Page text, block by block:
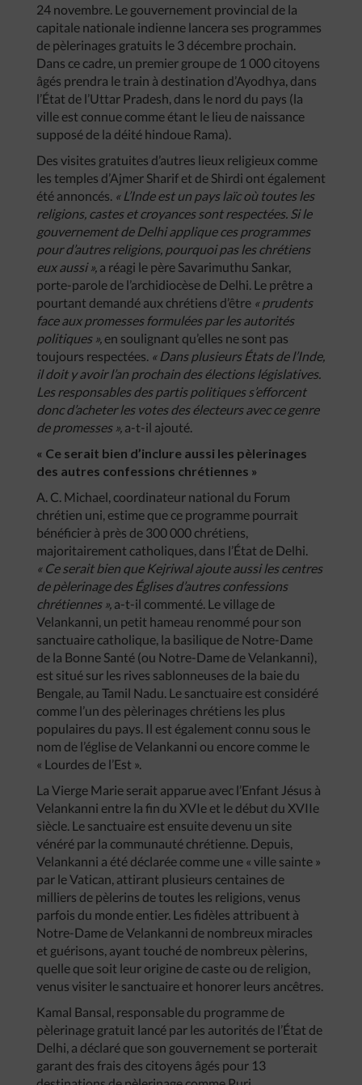
24 novembre. Le gouvernement provincial de la
capitale nationale indienne lancera ses programmes
de pèlerinages gratuits le 3 décembre prochain.
Dans ce cadre, un premier groupe de 1 000 citoyens
âgés prendra le train à destination d’Ayodhya, dans
l’État de l’Uttar Pradesh, dans le nord du pays (la
ville est connue comme étant le lieu de naissance
supposé de la déité hindoue Rama).
Des visites gratuites d’autres lieux religieux comme
les temples d’Ajmer Sharif et de Shirdi ont également
été annoncés. « L’Inde est un pays laïc où toutes les
religions, castes et croyances sont respectées. Si le
gouvernement de Delhi applique ces programmes
pour d’autres religions, pourquoi pas les chrétiens
eux aussi », a réagi le père Savarimuthu Sankar,
porte-parole de l’archidiocèse de Delhi. Le prêtre a
pourtant demandé aux chrétiens d’être « prudents
face aux promesses formulées par les autorités
politiques », en soulignant qu’elles ne sont pas
toujours respectées. « Dans plusieurs États de l’Inde,
il doit y avoir l’an prochain des élections législatives.
Les responsables des partis politiques s’efforcent
donc d’acheter les votes des électeurs avec ce genre
de promesses », a-t-il ajouté.
« Ce serait bien d’inclure aussi les pèlerinages
des autres confessions chrétiennes »
A. C. Michael, coordinateur national du Forum
chrétien uni, estime que ce programme pourrait
bénéficier à près de 300 000 chrétiens,
majoritairement catholiques, dans l’État de Delhi.
« Ce serait bien que Kejriwal ajoute aussi les centres
de pèlerinage des Églises d’autres confessions
chrétiennes », a-t-il commenté. Le village de
Velankanni, un petit hameau renommé pour son
sanctuaire catholique, la basilique de Notre-Dame
de la Bonne Santé (ou Notre-Dame de Velankanni),
est situé sur les rives sablonneuses de la baie du
Bengale, au Tamil Nadu. Le sanctuaire est considéré
comme l’un des pèlerinages chrétiens les plus
populaires du pays. Il est également connu sous le
nom de l’église de Velankanni ou encore comme le
« Lourdes de l’Est ».
La Vierge Marie serait apparue avec l’Enfant Jésus à
Velankanni entre la fin du XVIe et le début du XVIIe
siècle. Le sanctuaire est ensuite devenu un site
vénéré par la communauté chrétienne. Depuis,
Velankanni a été déclarée comme une « ville sainte »
par le Vatican, attirant plusieurs centaines de
milliers de pèlerins de toutes les religions, venus
parfois du monde entier. Les fidèles attribuent à
Notre-Dame de Velankanni de nombreux miracles
et guérisons, ayant touché de nombreux pèlerins,
quelle que soit leur origine de caste ou de religion,
venus visiter le sanctuaire et honorer leurs ancêtres.
Kamal Bansal, responsable du programme de
pèlerinage gratuit lancé par les autorités de l’État de
Delhi, a déclaré que son gouvernement se porterait
garant des frais des citoyens âgés pour 13